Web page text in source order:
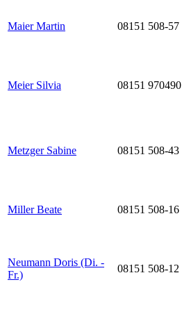
Maier Martin 08151 508-57
Meier Silvia 08151 970490
Metzger Sabine 08151 508-43
Miller Beate 08151 508-16
Neumann Doris (Di. -
Fr.)
08151 508-12